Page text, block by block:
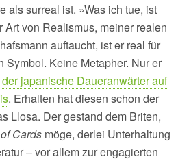
als surreal ist. »Was ich tue, ist
von Realismus, meiner realen
auftaucht, ist er real für
Symbol. Keine Metapher. Nur er
der japanische Daueranwärter auf
. Erhalten hat diesen schon der
Llosa. Der gestand dem Briten,
Cards möge, derlei Unterhaltung
– vor allem zur engagierten